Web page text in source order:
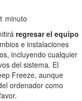
1 minuto
regresar el equipo
e instalaciones
incluyendo cualquier
del sistema. El
Freeze, aunque
ordenador como